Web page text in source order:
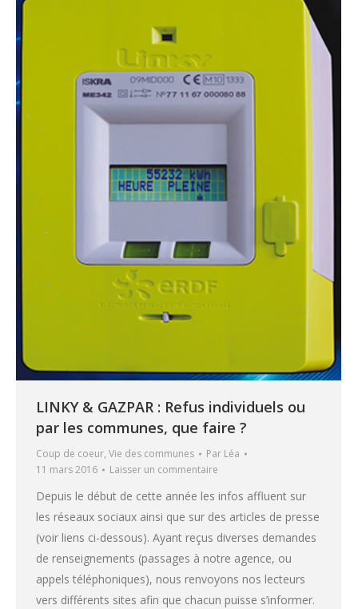
LINKY & GAZPAR : Refus individuels ou
par les communes, que faire ?
Coup de coeur, Vie des communes Par Léa
11 mars 2016
Laisser un commentaire
Depuis le début de cette année les infos affluent sur
les réseaux sociaux ainsi que sur des articles de presse
(voir liens ci-dessous). Ayant reçus diverses demandes
de renseignements (passages à notre agence, ou
appels téléphoniques), nous renvoyons nos lecteurs
vers différents sites afin que chacun puisse s’informer.